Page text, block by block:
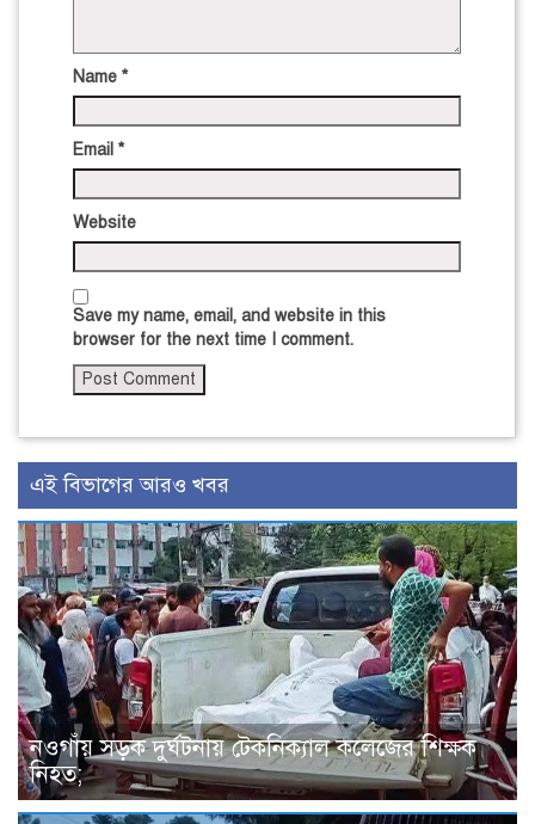
Name *
Email *
Website
Save my name, email, and website in this
browser for the next time I comment.
এই বিভাগের আরও খবর
নওগাঁয় সড়ক দুর্ঘটনায় টেকনিক্যাল কলেজের শিক্ষক
নিহত;